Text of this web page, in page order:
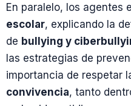
En paralelo, los agentes
escolar, explicando la
de bullying y
las estrategias de
importancia de respetar
convivencia, tanto